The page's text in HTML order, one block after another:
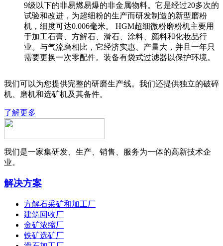
9级以下的非易燃易爆的非金属物料。它是经过20多次的
试验和改进，为超细粉的生产而研发制造的新型磨粉
机，细度可达0.006毫米。 HGM超细微粉磨粉机主要用
于加工石膏、方解石、滑石、涂料、颜料和化妆品行
业。与气流磨相比，它经济实惠、产量大，并且一年只
需要更换一次零配件。装备有袋式过滤器以保护环境。
我们可以为您提供完整的研磨生产线。我们还提供独立的破碎
机、磨机和选矿机及其备件。
了解更多
我们是一家集研发、生产、销售、服务为一体的高新技术企
业。
解决方案
方解石采矿和加工厂
建筑回收厂
金矿浓缩厂
铁矿选矿厂